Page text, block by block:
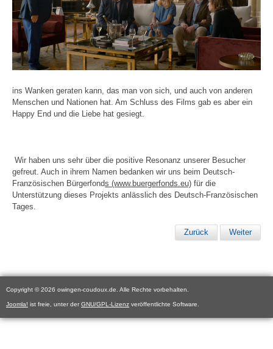
ins Wanken geraten kann, das man von sich, und auch von anderen
Menschen und Nationen hat. Am Schluss des Films gab es aber ein
Happy End und die Liebe hat gesiegt.
Wir haben uns sehr über die positive Resonanz unserer Besucher
gefreut. Auch in ihrem Namen bedanken wir uns beim Deutsch-
Französischen Bürgerfonds (www.buergerfonds.eu) für die
Unterstützung dieses Projekts anlässlich des Deutsch-Französischen
Tages.
Zurück Weiter
Copyright © 2026 owingen-coudoux.de. Alle Rechte vorbehalten.
Joomla! ist freie, unter der GNU/GPL-Lizenz veröffentlichte Software.